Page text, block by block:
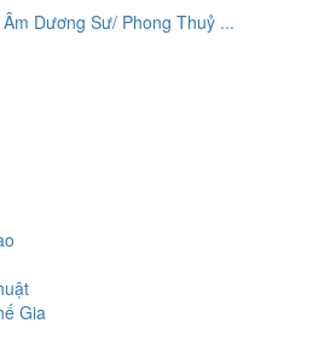
Dương Sư/ Phong Thuỷ ...
Gia